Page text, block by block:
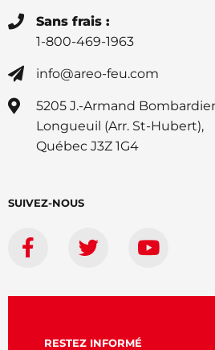
Sans frais :
1-800-469-1963
info@areo-feu.com
5205 J.-Armand Bombardier
Longueuil (Arr. St-Hubert),
Québec J3Z 1G4
SUIVEZ-NOUS
RESTEZ INFORMÉ